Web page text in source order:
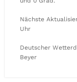
Nächste
Uhr
Deutscher
Beyer